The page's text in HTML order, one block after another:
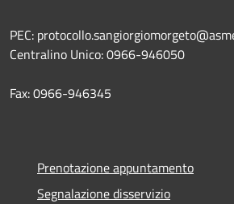
PEC:
Centralino Unico: 0966-946050
Fax: 0966-946345
Prenotazione appuntamento
Segnalazione disservizio